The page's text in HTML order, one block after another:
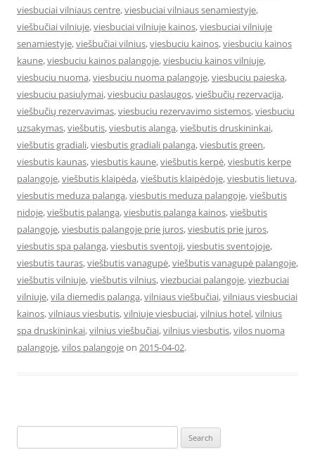
viesbuciai vilniaus centre,viesbuciai vilniaus senamiestyje,
viešbučiai vilniuje,viesbuciai vilniuje kainos,viesbuciai vilniuje
senamiestyje,viešbučiai vilnius,viesbuciu kainos,viesbuciu kainos
kaune,viesbuciu kainos palangoje,viesbuciu kainos vilniuje,
viesbuciu nuoma,viesbuciu nuoma palangoje,viesbuciu paieska,
viesbuciu pasiulymai,viesbuciu paslaugos,viešbučių rezervacija,
viešbučių rezervavimas,viesbuciu rezervavimo sistemos,viesbuciu
uzsakymas,viešbutis,viesbutis alanga,viešbutis druskininkai,
viešbutis gradiali,viesbutis gradiali palanga,viesbutis green,
viesbutis kaunas,viesbutis kaune,viešbutis kerpė,viesbutis kerpe
palangoje,viešbutis klaipėda,viešbutis klaipėdoje,viesbutis lietuva,
viesbutis meduza palanga,viesbutis meduza palangoje,viešbutis
nidoje,viešbutis palanga,viesbutis palanga kainos,viešbutis
palangoje,viesbutis palangoje prie juros,viesbutis prie juros,
viesbutis spa palanga,viesbutis sventoji,viesbutis sventojoje,
viesbutis tauras,viešbutis vanagupė,viešbutis vanagupė palangoje,
viešbutis vilniuje,viešbutis vilnius,viezbuciai palangoje,viezbuciai
vilniuje,vila diemedis palanga,vilniaus viešbučiai,vilniaus viesbuciai
kainos,vilniaus viesbutis,vilniuje viesbuciai,vilnius hotel,vilnius
spa druskininkai,vilnius viešbučiai,vilnius viesbutis,vilos nuoma
palangoje,vilos palangojeon 2015-04-02.
for: